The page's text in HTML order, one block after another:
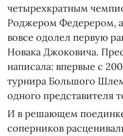
четырехкратным
Роджером Федерером,
вовсе одолел первую
Новака Джоковича.
написала: впервые с
турнира Большого
одного представителя
И в решающем
соперников